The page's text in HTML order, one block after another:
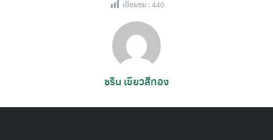
for:
เยี่ยมชม : 440
ชริน เขียวสีทอง